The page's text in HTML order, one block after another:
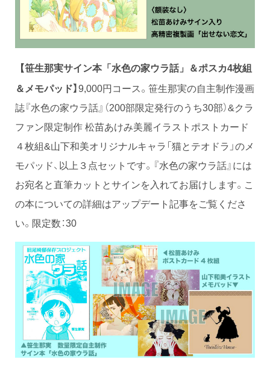
【笹生那実サイン本「水色の家ウラ話」＆ポスカ4枚組
＆メモパッド】9,000円コース。笹生那実の自主制作漫画
誌『水色の家ウラ話』（200部限定発行のうち30部）&クラ
ファン限定制作 松苗あけみ美麗イラストポストカード
４枚組&山下和美オリジナルキャラ「猫とテオドラ」のメ
モパッド、以上３点セットです。『水色の家ウラ話』には
お宛名と直筆カットとサインを入れてお届けします。こ
の本についての詳細はアップデート記事をご覧くださ
い。限定数：30